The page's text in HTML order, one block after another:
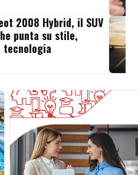
2008 Hybrid, il SUV
punta su stile,
tecnologia